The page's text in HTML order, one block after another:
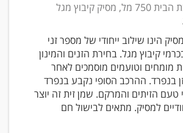
קיבוץ מגל
הינו שילוב ייחודי של מספר זני
קיבוץ מגל. בחירת הזנים והמינון
מומחים וטועמים מוסמכים לאחר
בנפרד. ההרכב הסופי נקבע בנפרד
הזיתים והמרקם. שמן זית זה יוצר
למסיק. מתאים לבישול חם